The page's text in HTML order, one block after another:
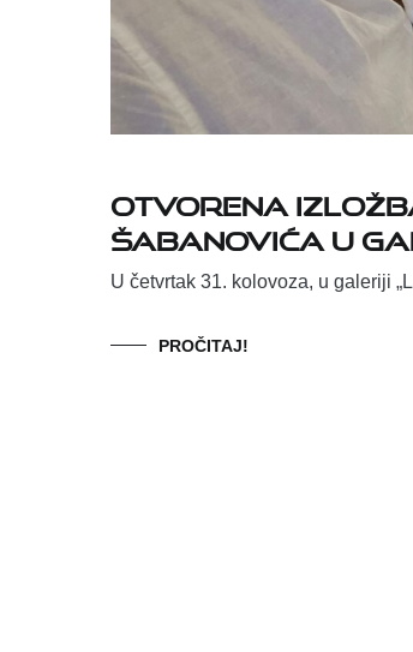
Otvorena
Šabanovića u
U četvrtak 31. kolovoza, u galeriji
PROČITAJ!